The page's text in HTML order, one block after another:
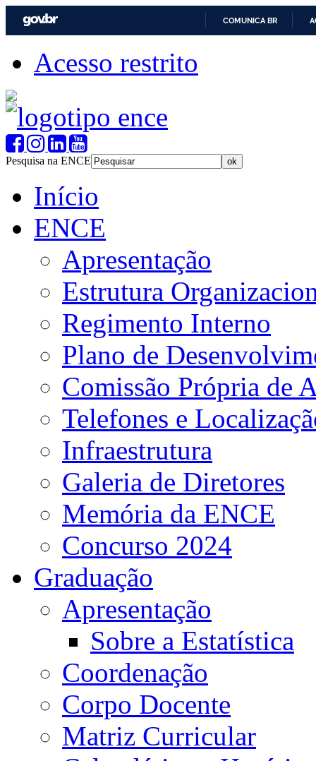
COMUNICA BR
Acesso restrito
Pesquisa na ENCE
Início
ENCE
Apresentação
Estrutura
Regimento Interno
Plano de
Comissão Própria de
Telefones e
Infraestrutura
Galeria de Diretores
Memória da ENCE
Concurso 2024
Graduação
Apresentação
Sobre a Estatística
Coordenação
Corpo Docente
Matriz Curricular